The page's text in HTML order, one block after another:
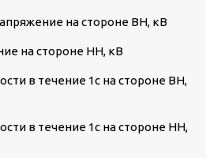
на стороне ВН, кВ
на стороне НН, кВ
в течение 1с на стороне ВН,
в течение 1с на стороне НН,